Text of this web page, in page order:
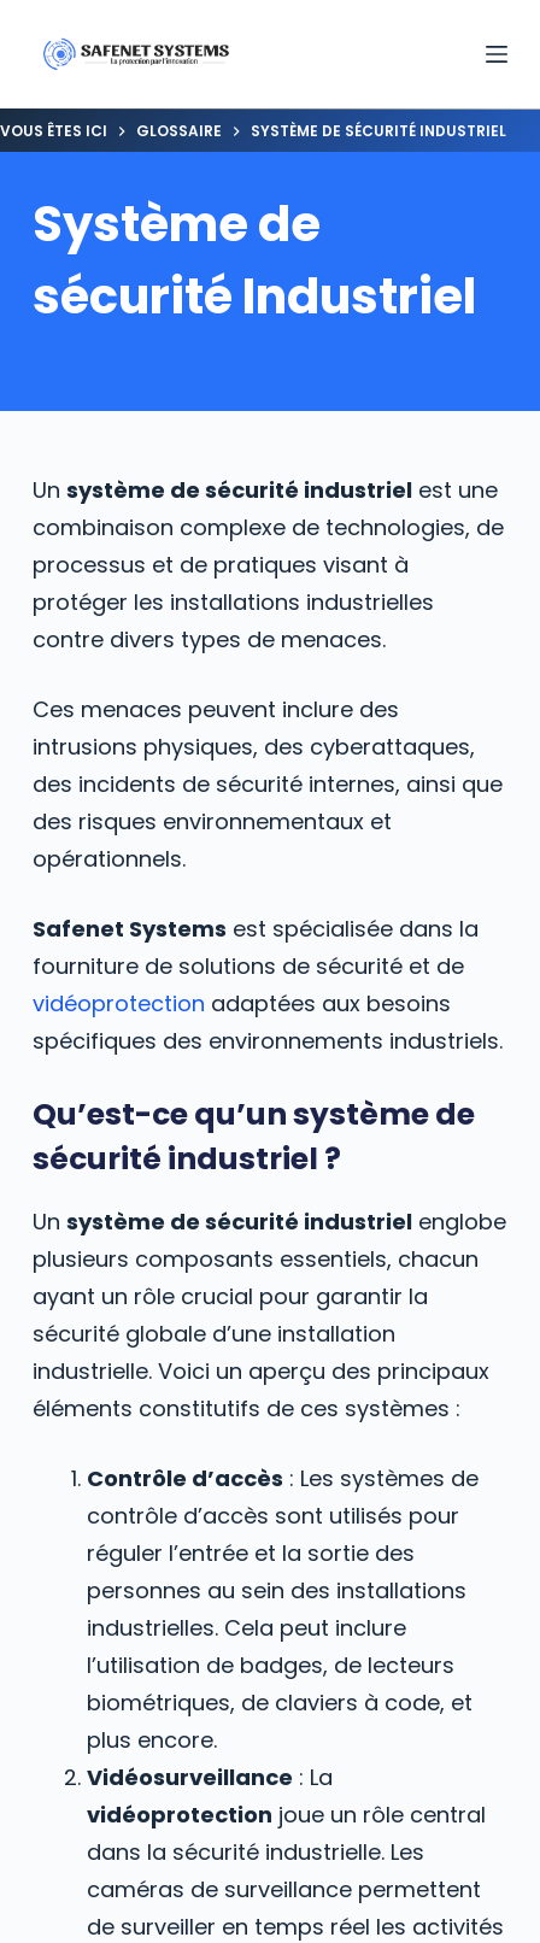
VOUS ÊTES ICI GLOSSAIRE SYSTÈME DE SÉCURITÉ INDUSTRIEL
Système de
sécurité Industriel
Un système de sécurité industrielest une
combinaison complexe de technologies, de
processus et de pratiques visant à
protéger les installations industrielles
contre divers types de menaces.
Ces menaces peuvent inclure des
intrusions physiques, des cyberattaques,
des incidents de sécurité internes, ainsi que
des risques environnementaux et
opérationnels.
Safenet Systems est spécialisée dans la
fourniture de solutions de sécurité et de
vidéoprotection adaptées aux besoins
spécifiques des environnements industriels.
Qu’est-ce qu’un système de
sécurité industriel ?
Un système de sécurité industrielenglobe
plusieurs composants essentiels, chacun
ayant un rôle crucial pour garantir la
sécurité globale d’une installation
industrielle. Voici un aperçu des principaux
éléments constitutifs de ces systèmes :
Contrôle d’accès : Les systèmes de
contrôle d’accès sont utilisés pour
réguler l’entrée et la sortie des
personnes au sein des installations
industrielles. Cela peut inclure
l’utilisation de badges, de lecteurs
biométriques, de claviers à code, et
plus encore.
Vidéosurveillance : La
vidéoprotection joue un rôle central
dans la sécurité industrielle. Les
caméras de surveillance permettent
de surveiller en temps réel les activités